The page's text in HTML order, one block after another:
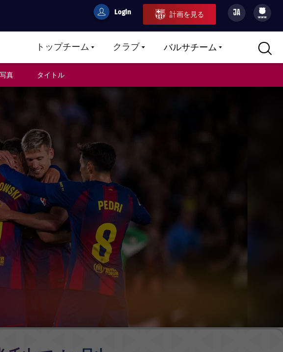
userCulers
Login 計画を見る JA
filled-badge
www
トップチームLABEL.ARIA.CARETDOWN
クラブLABEL.ARIA.CARETDOWN
バルサチームLABEL.ARIA.CARETDOWN
写真 タイトル